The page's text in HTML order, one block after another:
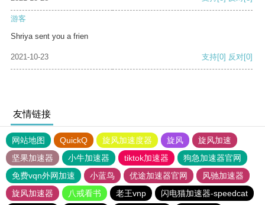
游客
Shriya sent you a frien
2021-10-23 支持[0] 反对[0]
友情链接
网站地图 QuickQ 旋风加速度器 旋风
旋风加速
坚果加速器
小牛加速器 tiktok加速器
狗急加速器官网
免费vqn外网加速
小蓝鸟 优途加速器官网
风驰加速器
旋风加速器
八戒看书 老王vnp 闪电猫加速器-speedcat